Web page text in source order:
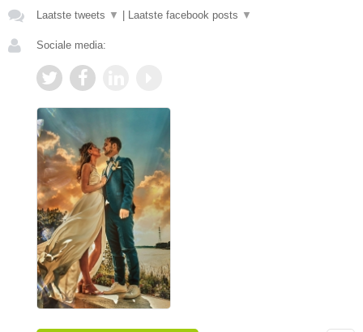
Laatste tweets ▼ Laatste facebook posts ▼
Sociale media: